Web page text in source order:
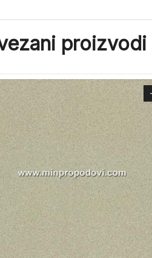
proizvodi